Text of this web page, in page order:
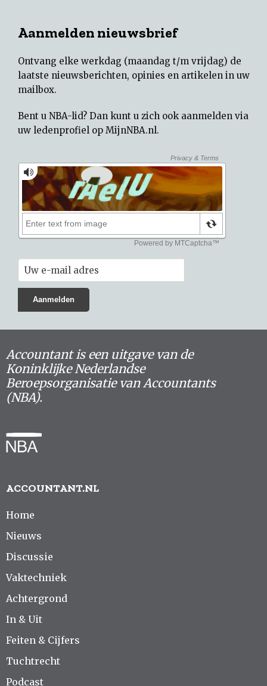
Aanmelden nieuwsbrief
Ontvang elke werkdag (maandag t/m vrijdag) de
laatste nieuwsberichten, opinies en artikelen in uw
mailbox.
Bent u NBA-lid? Dan kunt u zich ook aanmelden via
uw ledenprofiel op MijnNBA.nl.
Accountant is een uitgave van de
Koninklijke Nederlandse
Beroepsorganisatie van Accountants
(NBA).
ACCOUNTANT.NL
Home
Nieuws
Discussie
Vaktechniek
Achtergrond
In & Uit
Feiten & Cijfers
Tuchtrecht
Podcast